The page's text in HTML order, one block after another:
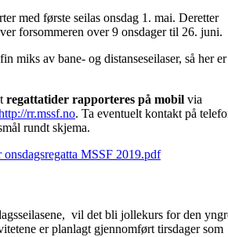
med første seilas onsdag 1. mai. Deretter
forsommeren over 9 onsdager til 26. juni.
miks av bane- og distanseseilaser, så her er
regattatider rapporteres på mobil via
rr.mssf.no. Ta eventuelt kontakt på
rundt skjema.
onsdagsregatta MSSF 2019.pdf
vil det bli jollekurs for den
er planlagt gjennomført tirsdager som